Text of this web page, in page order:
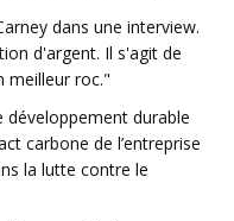
dans une interview.
d'argent. Il s'agit de
meilleur roc."
durable
carbone de l’entreprise
la lutte contre le